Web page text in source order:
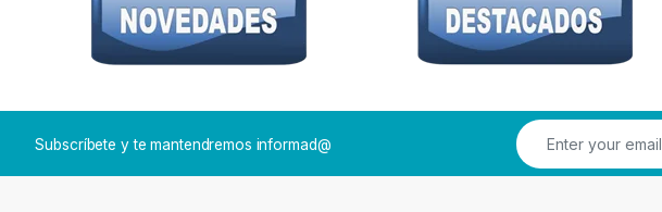
Subscríbete y te mantendremos informad@